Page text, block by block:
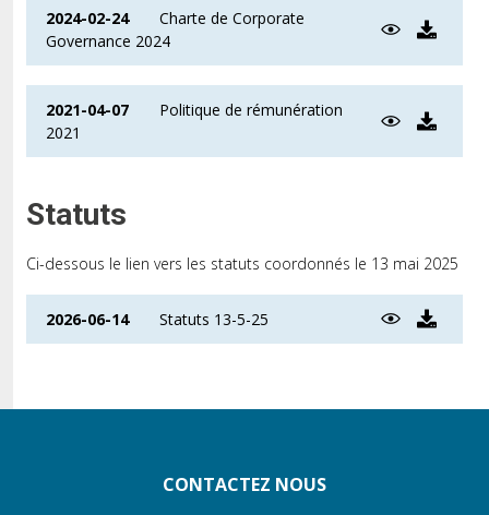
2024-02-24
Charte de Corporate
Governance 2024
2021-04-07
Politique de rémunération
2021
Statuts
Ci-dessous le lien vers les statuts coordonnés le 13 mai 2025
2026-06-14 Statuts 13-5-25
CONTACTEZ NOUS